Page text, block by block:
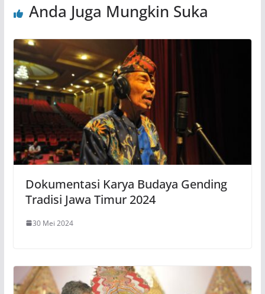
Anda Juga Mungkin Suka
Dokumentasi Karya Budaya Gending
Tradisi Jawa Timur 2024
30 Mei 2024